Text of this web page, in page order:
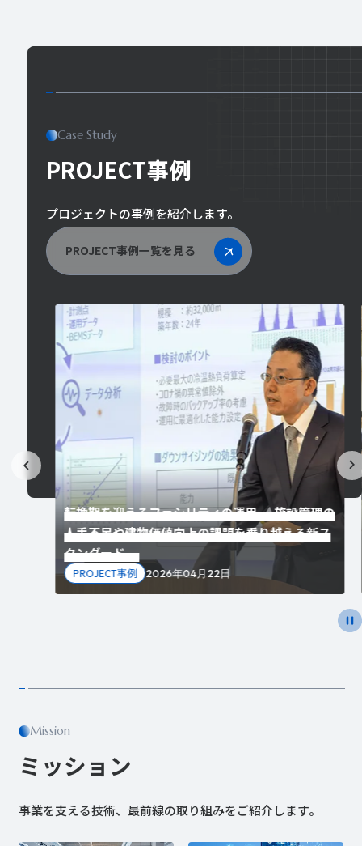
Case Study
PROJECT事例
プロジェクトの事例を紹介します。
PROJECT事例一覧を見る
転換期を迎えるファシリティの運用 ― 施設管理の
人手不足や建物価値向上の課題を乗り越える新ス
タンダード ―
2026年04月22日
PROJECT事例
Mission
ミッション
事業を支える技術、最前線の取り組みをご紹介します。